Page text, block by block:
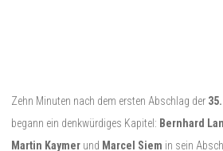
Zehn Minuten nach dem ersten Abschlag der
begann ein denkwürdiges Kapitel: Bernhard
Martin Kaymer und Marcel Siem in sein